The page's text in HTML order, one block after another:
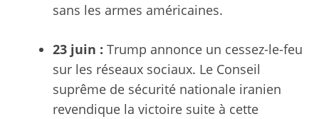
sans les armes américaines.
23 juin : Trump annonce un cessez-le-feu
sur les réseaux sociaux. Le Conseil
suprême de sécurité nationale iranien
revendique la victoire suite à cette